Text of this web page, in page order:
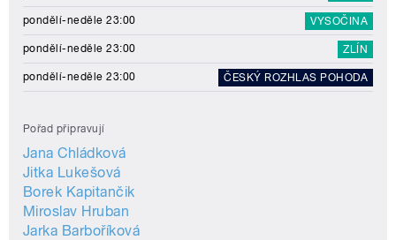
pondělí-neděle 23:00 VYSOČINA
pondělí-neděle 23:00 ZLÍN
pondělí-neděle 23:00 ČESKÝ ROZHLAS POHODA
Pořad připravují
Jana Chládková
Jitka Lukešová
Borek Kapitančik
Miroslav Hruban
Jarka Barboříková